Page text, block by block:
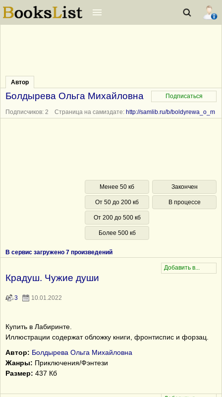
Автор
Болдырева Ольга Михайловна
Подписчиков: 2 Страница на самиздате: http://samlib.ru/b/boldyrewa_o_m
Менее 50 кб
От 50 до 200 кб
От 200 до 500 кб
Более 500 кб
Закончен
В процессе
В сервис загружено 7 произведений
Крадуш. Чужие души
3 10.01.2022
Купить в Лабиринте.
Иллюстрации содержат обложку книги, фронтиспис и форзац.
Автор: Болдырева Ольга Михайловна
Жанры: Приключения/Фэнтези
Размер: 437 Кб